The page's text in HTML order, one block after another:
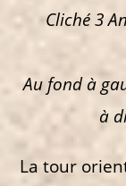
Cliché 3
Au fond à
à
La tour